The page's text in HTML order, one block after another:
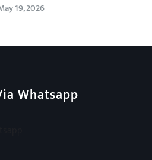
19, 2026
Whatsapp